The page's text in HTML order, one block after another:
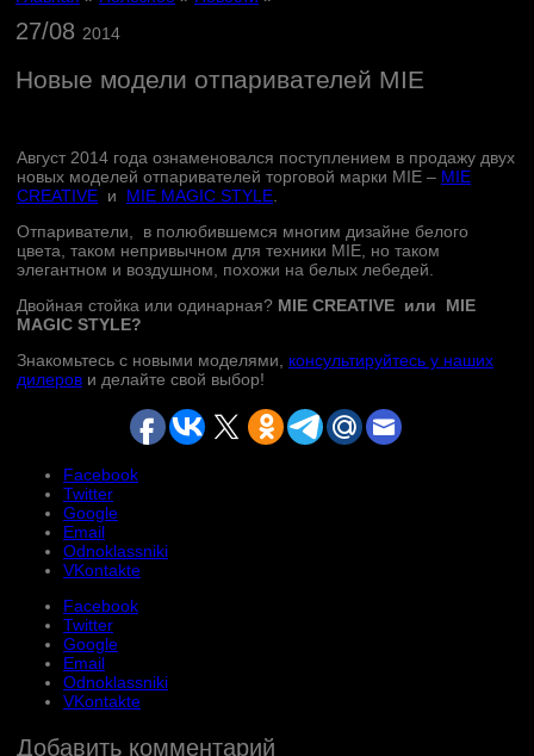
27/08 2014
Новые модели отпаривателей MIE
Август 2014 года ознаменовался поступлением в продажу двух
новых моделей отпаривателей торговой марки MIE – MIE
CREATIVE и MIE MAGIC STYLE
Отпариватели, в полюбившемся многим дизайне белого
цвета, таком непривычном для техники MIE, но таком
элегантном и воздушном, похожи на белых лебедей.
Двойная стойка или одинарная? MIE CREATIVE или MIE
MAGIC STYLE?
Знакомьтесь с новыми моделями, консультируйтесь у наших
дилеров и делайте свой выбор!
Facebook
Twitter
Google
Email
Odnoklassniki
VKontakte
Facebook
Twitter
Google
Email
Odnoklassniki
VKontakte
Добавить комментарий